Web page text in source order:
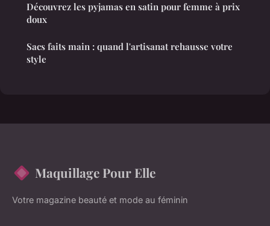
Découvrez les pyjamas en satin pour femme à prix
doux
Sacs faits main : quand l'artisanat rehausse votre
style
Maquillage Pour Elle
Votre magazine beauté et mode au féminin